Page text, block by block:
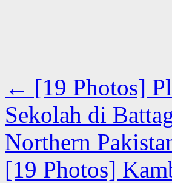
← [19 Photos]
Sekolah di
Northern
[19 Photos]